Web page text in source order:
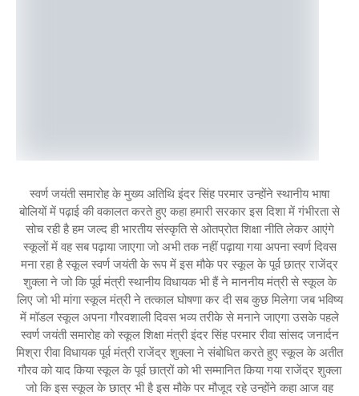
स्वर्ण जयंती समारोह के मुख्य अतिथि इंदर सिंह परमार उन्होंने स्थानीय भाषा
बोलियों में पढ़ाई की वकालत करते हुए कहा हमारी सरकार इस दिशा में गंभीरता से
सोच रही है हम जल्द ही भारतीय संस्कृति से ओतप्रोत शिक्षा नीति लेकर आएंगे
स्कूलों में वह सब पढ़ाया जाएगा जो अभी तक नहीं पढ़ाया गया अपना स्वर्ण दिवस
मना रहा है स्कूल स्वर्ण जयंती के रूप में इस मौके पर स्कूल के पूर्व छात्र राजेंद्र
शुक्ला ने जो कि पूर्व मंत्री स्थानीय विधायक भी हैं ने माननीय मंत्री से स्कूल के
लिए जो भी मांगा स्कूल मंत्री ने तत्काल घोषणा कर दी सब कुछ मिलेगा जब भविष्य
में मॉडल स्कूल अपना गौरवशाली दिवस भव्य तरीके से मनाने जाएगा उसके पहले
स्वर्ण जयंती समारोह को स्कूल शिक्षा मंत्री इंदर सिंह परमार रीवा सांसद जनार्दन
मिश्रा रीवा विधायक पूर्व मंत्री राजेंद्र शुक्ला ने संबोधित करते हुए स्कूल के अतीत
गौरव को याद किया स्कूल के पूर्व छात्रों को भी सम्मानित किया गया राजेंद्र शुक्ला
जो कि इस स्कूल के छात्र भी है इस मौके पर मौजूद रहे उन्होंने कहा आज वह